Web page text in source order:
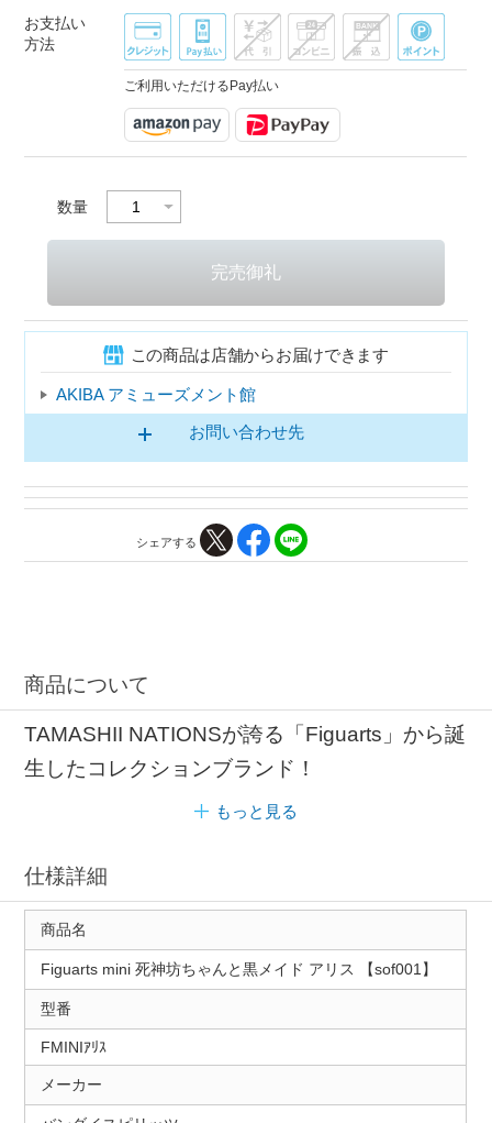
お支払い
方法
ご利用いただけるPay払い
数量
この商品は店舗からお届けできます
AKIBA アミューズメント館
お問い合わせ先
シェアする
商品について
TAMASHII NATIONSが誇る「Figuarts」から誕
生したコレクションブランド！
もっと見る
仕様詳細
商品名
Figuarts mini 死神坊ちゃんと黒メイド アリス 【sof001】
型番
FMINIｱﾘｽ
メーカー